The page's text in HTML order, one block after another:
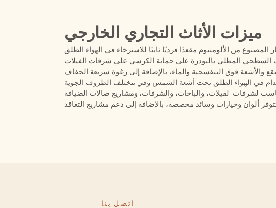
ميزات الأثاث التجاري الخارجي
اتصل بنا